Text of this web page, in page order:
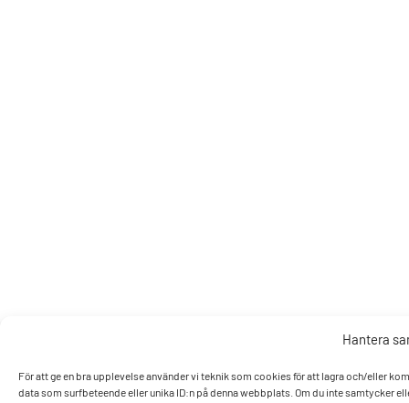
Hantera
För att ge en bra upplevelse använder vi teknik som cookies för att lagra och/eller
data som surfbeteende eller unika ID:n på denna webbplats. Om du inte samtycker